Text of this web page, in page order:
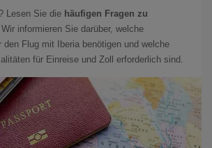
Lesen Sie die häufigen Fragen zu
informieren Sie darüber, welche
den Flug mit Iberia benötigen und welche
für Einreise und Zoll erforderlich sind.